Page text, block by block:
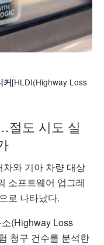
커[HLDI(Highway Loss
절도 시도 실
와 기아 차량 대상
소프트웨어 업그레
로 나타났다.
(Highway Loss
청구 건수를 분석한